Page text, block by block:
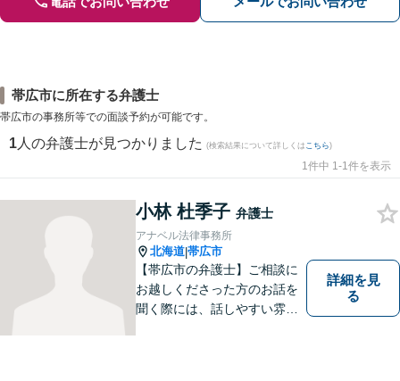
帯広市に所在する弁護士
帯広市の事務所等での面談予約が可能です。
1 人の弁護士が見つかりました (検索結果について詳しくは こちら)
1件中 1-1件を表示
小林 杜季子 弁護士
アナベル法律事務所
北海道|帯広市
【帯広市の弁護士】ご相談に
お越しくださった方のお話を
聞く際には、話しやすい雰囲
詳細を見
る